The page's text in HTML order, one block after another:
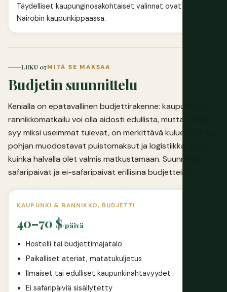
Täydelliset kaupunginosakohtaiset valinnat ovat
Nairobin kaupunkippaassa.
LUKU 07MITÄ SE MAKSAA
Budjetin suunnittelu
Kenialla on epätavallinen budjettirakenne: kaupunki- ja
rannikkomatkailu voi olla aidosti edullista, mutta safari,
syy miksi useimmat tulevat, on merkittävä kuluerä, jonka
pohjan muodostavat puistomaksut ja logistiikka, ei se,
kuinka halvalla olet valmis matkustamaan. Suunnittele
safaripäivät ja ei-safaripäivät erillisinä budjetteina.
KAUPUNKI & RANNIKKO, BUDJETTI
40–70 $/päivä
Hostelli tai budjettimajatalo
Paikalliset ateriat, matatukuljetus
Ilmaiset tai edulliset kaupunkinähtävyydet
Ei safaripäiviä sisällytetty